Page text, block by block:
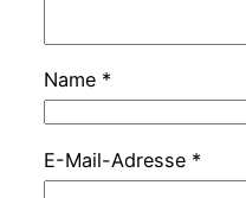
Name *
E-Mail-Adresse *